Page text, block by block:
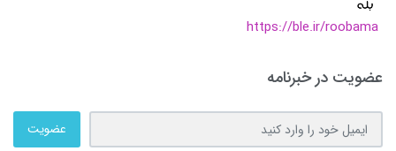
https://ble.ir/roobama
عضویت در خبرنامه
عضویت